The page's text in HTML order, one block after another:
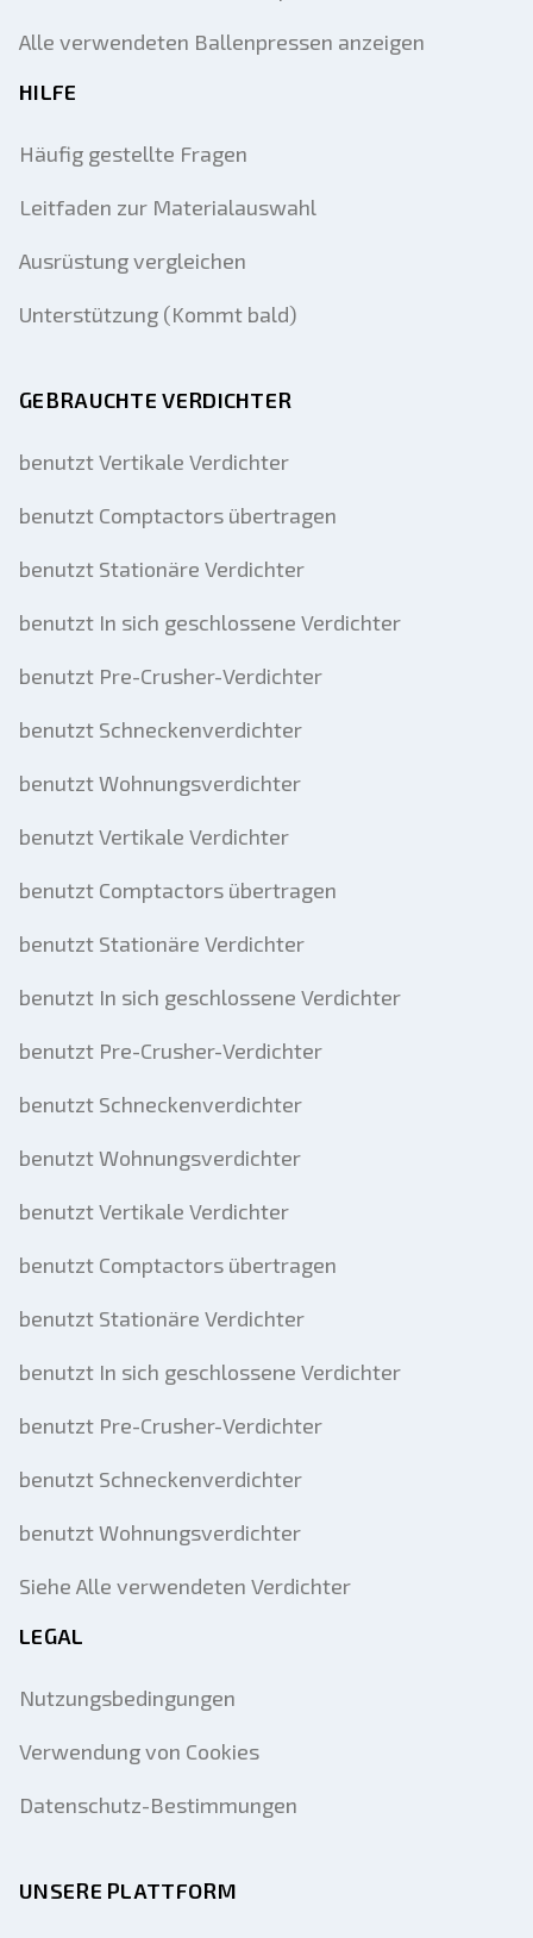
Alle verwendeten Ballenpressen anzeigen
HILFE
Häufig gestellte Fragen
Leitfaden zur Materialauswahl
Ausrüstung vergleichen
Unterstützung (Kommt bald)
GEBRAUCHTE VERDICHTER
benutzt Vertikale Verdichter
benutzt Comptactors übertragen
benutzt Stationäre Verdichter
benutzt In sich geschlossene Verdichter
benutzt Pre-Crusher-Verdichter
benutzt Schneckenverdichter
benutzt Wohnungsverdichter
benutzt Vertikale Verdichter
benutzt Comptactors übertragen
benutzt Stationäre Verdichter
benutzt In sich geschlossene Verdichter
benutzt Pre-Crusher-Verdichter
benutzt Schneckenverdichter
benutzt Wohnungsverdichter
benutzt Vertikale Verdichter
benutzt Comptactors übertragen
benutzt Stationäre Verdichter
benutzt In sich geschlossene Verdichter
benutzt Pre-Crusher-Verdichter
benutzt Schneckenverdichter
benutzt Wohnungsverdichter
Siehe Alle verwendeten Verdichter
LEGAL
Nutzungsbedingungen
Verwendung von Cookies
Datenschutz-Bestimmungen
UNSERE PLATTFORM